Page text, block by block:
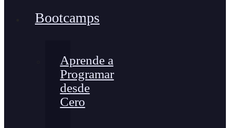
Bootcamps
Aprende a
Programar
desde
Cero